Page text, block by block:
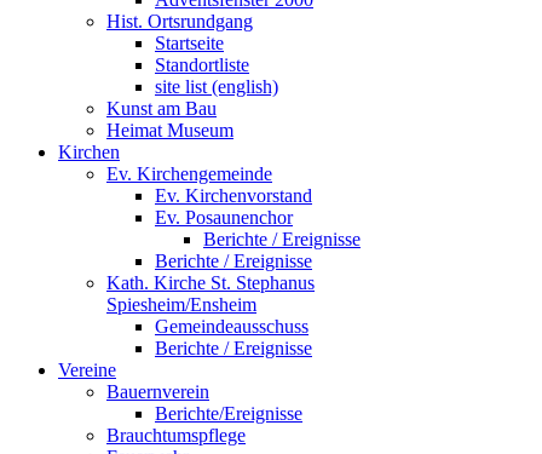
Hist. Ortsrundgang
Startseite
Standortliste
site list (english)
Kunst am Bau
Heimat Museum
Kirchen
Ev. Kirchengemeinde
Ev. Kirchenvorstand
Ev. Posaunenchor
Berichte / Ereignisse
Berichte / Ereignisse
Kath. Kirche St. Stephanus
Spiesheim/Ensheim
Gemeindeausschuss
Berichte / Ereignisse
Vereine
Bauernverein
Berichte/Ereignisse
Brauchtumspflege